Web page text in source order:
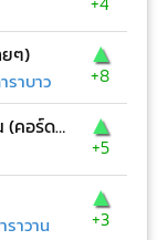
ๆ)
ราบาว
▲
+8
ไหนว่าจะไม่หลอกกัน (คอร์ด ง่ายๆ) ▲
+5
าวาน
▲
+3